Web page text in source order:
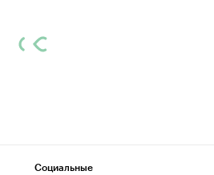
Социальные